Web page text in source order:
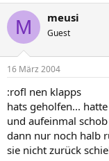
M meusi
Guest
16 März 2004
:rofl nen klapps
hats geholfen...
und aufeinmal
dann nur noch halb
sie nicht zurück